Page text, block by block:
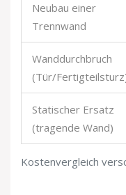
Kostenvergleich
Neubau einer
Trennwand
Wanddurchbruch
(Tür/
Statischer Ersatz
(tragende Wand)